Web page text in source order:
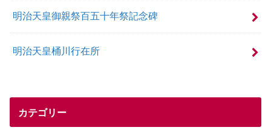
明治天皇御親祭百五十年祭記念碑
明治天皇桶川行在所
カテゴリー